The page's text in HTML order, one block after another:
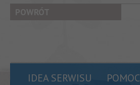
POWRÓT
IDEA SERWISU POMOC